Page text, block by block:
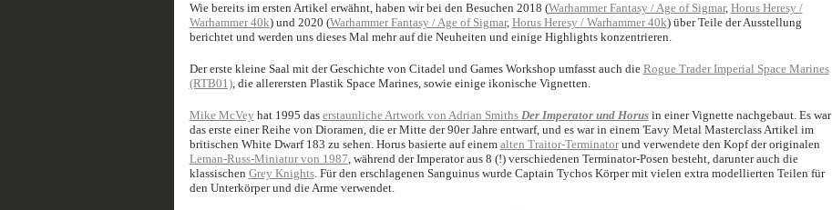
Wie bereits im ersten Artikel erwähnt, haben wir bei den Besuchen 2018 (Warhammer Fantasy / Age of Sigmar, Horus Heresy /
Warhammer 40k) und 2020 (Warhammer Fantasy / Age of Sigmar, Horus Heresy / Warhammer 40k) über Teile der Ausstellung
berichtet und werden uns dieses Mal mehr auf die Neuheiten und einige Highlights konzentrieren.
Der erste kleine Saal mit der Geschichte von Citadel und Games Workshop umfasst auch die Rogue Trader Imperial Space Marines
(RTB01), die allerersten Plastik Space Marines, sowie einige ikonische Vignetten.
Mike McVey hat 1995 das erstaunliche Artwork von Adrian Smiths Der Imperator und Horusin einer Vignette nachgebaut. Es war
das erste einer Reihe von Dioramen, die er Mitte der 90er Jahre entwarf, und es war in einem 'Eavy Metal Masterclass Artikel im
britischen White Dwarf 183 zu sehen. Horus basierte auf einem alten Traitor-Terminatorund verwendete den Kopf der originalen
Leman-Russ-Miniatur von 1987, während der Imperator aus 8 (!) verschiedenen Terminator-Posen besteht, darunter auch die
klassischen Grey Knights. Für den erschlagenen Sanguinus wurde Captain Tychos Körper mit vielen extra modellierten Teilen für
den Unterkörper und die Arme verwendet.